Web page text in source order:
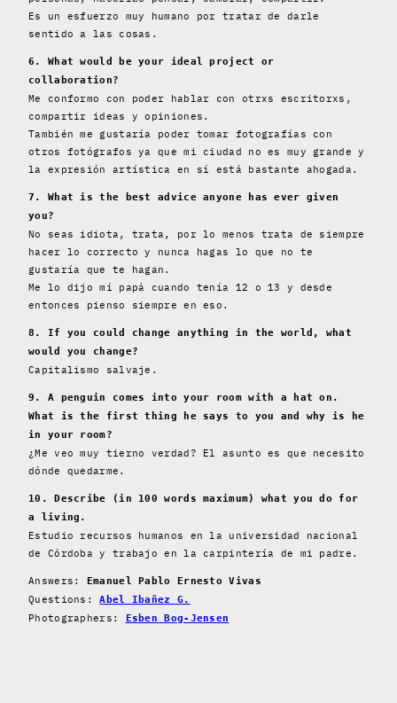
Es un esfuerzo muy humano por tratar de darle
sentido a las cosas.
6. What would be your ideal project or
collaboration?
Me conformo con poder hablar con otrxs escritorxs,
compartir ideas y opiniones.
También me gustaría poder tomar fotografías con
otros fotógrafos ya que mi ciudad no es muy grande y
la expresión artística en sí está bastante ahogada.
7. What is the best advice anyone has ever given
you?
No seas idiota, trata, por lo menos trata de siempre
hacer lo correcto y nunca hagas lo que no te
gustaría que te hagan.
Me lo dijo mí papá cuando tenía 12 o 13 y desde
entonces pienso siempre en eso.
8. If you could change anything in the world, what
would you change?
Capitalismo salvaje.
9. A penguin comes into your room with a hat on.
What is the first thing he says to you and why is he
in your room?
¿Me veo muy tierno verdad? El asunto es que necesito
dónde quedarme.
10. Describe (in 100 words maximum) what you do for
a living.
Estudio recursos humanos en la universidad nacional
de Córdoba y trabajo en la carpintería de mi padre.
Answers: Emanuel Pablo Ernesto Vivas
Questions:Abel Ibañez G.
Photographers: Esben Bog-Jensen